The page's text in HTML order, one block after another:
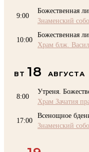
9:00
Божественная
Знаменский
10:00
Божественная
Храм блж.
ВТ 18 АВГУСТА
8:00
Утреня.
Храм Зачатия
17:00
Всенощное
Знаменский